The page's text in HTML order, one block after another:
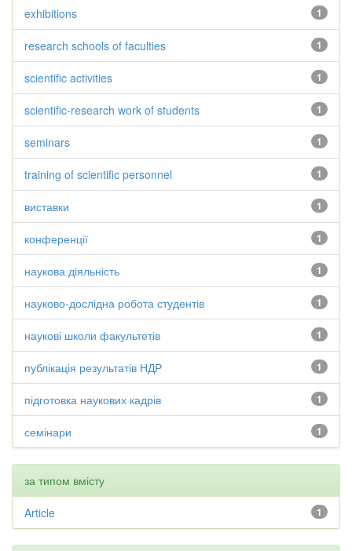
1
exhibitions
1
research schools of faculties
1
scientific activities
1
scientific-research work of students
1
seminars
1
training of scientific personnel
1
виставки
1
конференції
1
наукова діяльність
1
науково-дослідна робота студентів
1
наукові школи факультетів
1
публікація результатів НДР
1
підготовка наукових кадрів
1
семінари
за типом вмісту
1
Article